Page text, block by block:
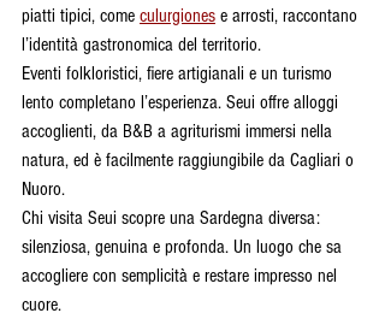
piatti tipici, come culurgiones e arrosti, raccontano
l’identità gastronomica del territorio.
Eventi folkloristici, fiere artigianali e un turismo
lento completano l’esperienza. Seui offre alloggi
accoglienti, da B&B a agriturismi immersi nella
natura, ed è facilmente raggiungibile da Cagliari o
Nuoro.
Chi visita Seui scopre una Sardegna diversa:
silenziosa, genuina e profonda. Un luogo che sa
accogliere con semplicità e restare impresso nel
cuore.